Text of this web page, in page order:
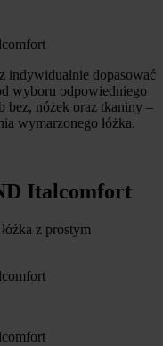
indywidualnie dopasować
wyboru odpowiedniego
bez, nóżek oraz tkaniny –
wymarzonego łóżka.
Italcomfort
z prostym